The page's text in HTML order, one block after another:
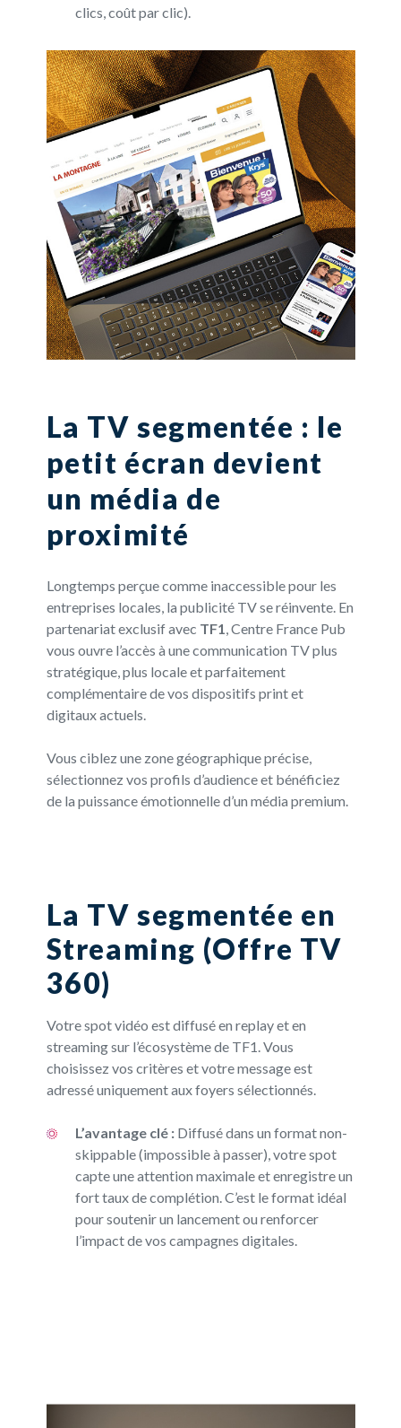
clics, coût par clic).
La TV segmentée : le
petit écran devient
un média de
proximité
Longtemps perçue comme inaccessible pour les
entreprises locales, la publicité TV se réinvente. En
partenariat exclusif avec TF1, Centre France Pub
vous ouvre l’accès à une communication TV plus
stratégique, plus locale et parfaitement
complémentaire de vos dispositifs print et
digitaux actuels.
Vous ciblez une zone géographique précise,
sélectionnez vos profils d’audience et bénéficiez
de la puissance émotionnelle d’un média premium.
La TV segmentée en
Streaming (Offre TV
360)
Votre spot vidéo est diffusé en replay et en
streaming sur l’écosystème de TF1. Vous
choisissez vos critères et votre message est
adressé uniquement aux foyers sélectionnés.
L’avantage clé :Diffusé dans un format non-
skippable (impossible à passer), votre spot
capte une attention maximale et enregistre un
fort taux de complétion. C’est le format idéal
pour soutenir un lancement ou renforcer
l’impact de vos campagnes digitales.